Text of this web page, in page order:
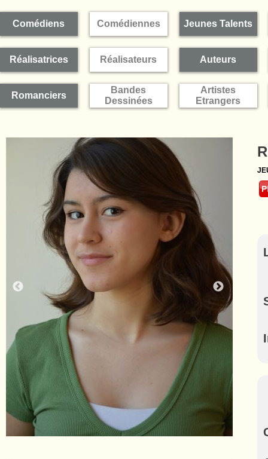
Comédiens Comédiennes Jeunes Talents
Réalisatrices Réalisateurs Auteurs
Romanciers
Bandes
Dessinées
Artistes
Etrangers